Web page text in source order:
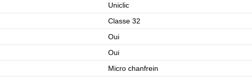
Uniclic
Classe 32
Oui
Oui
Micro chanfrein